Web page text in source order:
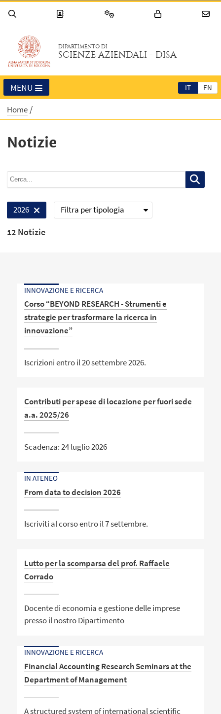
DIPARTIMENTO DI
SCIENZE AZIENDALI - DISA
IT EN
MENU
Home
Notizie
2026 Filtra per tipologia
12 Notizie
INNOVAZIONE E RICERCA
Corso “BEYOND RESEARCH - Strumenti e
strategie per trasformare la ricerca in
innovazione”
Iscrizioni entro il 20 settembre 2026.
Contributi per spese di locazione per fuori sede
a.a. 2025/26
Scadenza: 24 luglio 2026
IN ATENEO
From data to decision 2026
Iscriviti al corso entro il 7 settembre.
Lutto per la scomparsa del prof. Raffaele
Corrado
Docente di economia e gestione delle imprese
presso il nostro Dipartimento
INNOVAZIONE E RICERCA
Financial Accounting Research Seminars at the
Department of Management
A structured system of international scientific